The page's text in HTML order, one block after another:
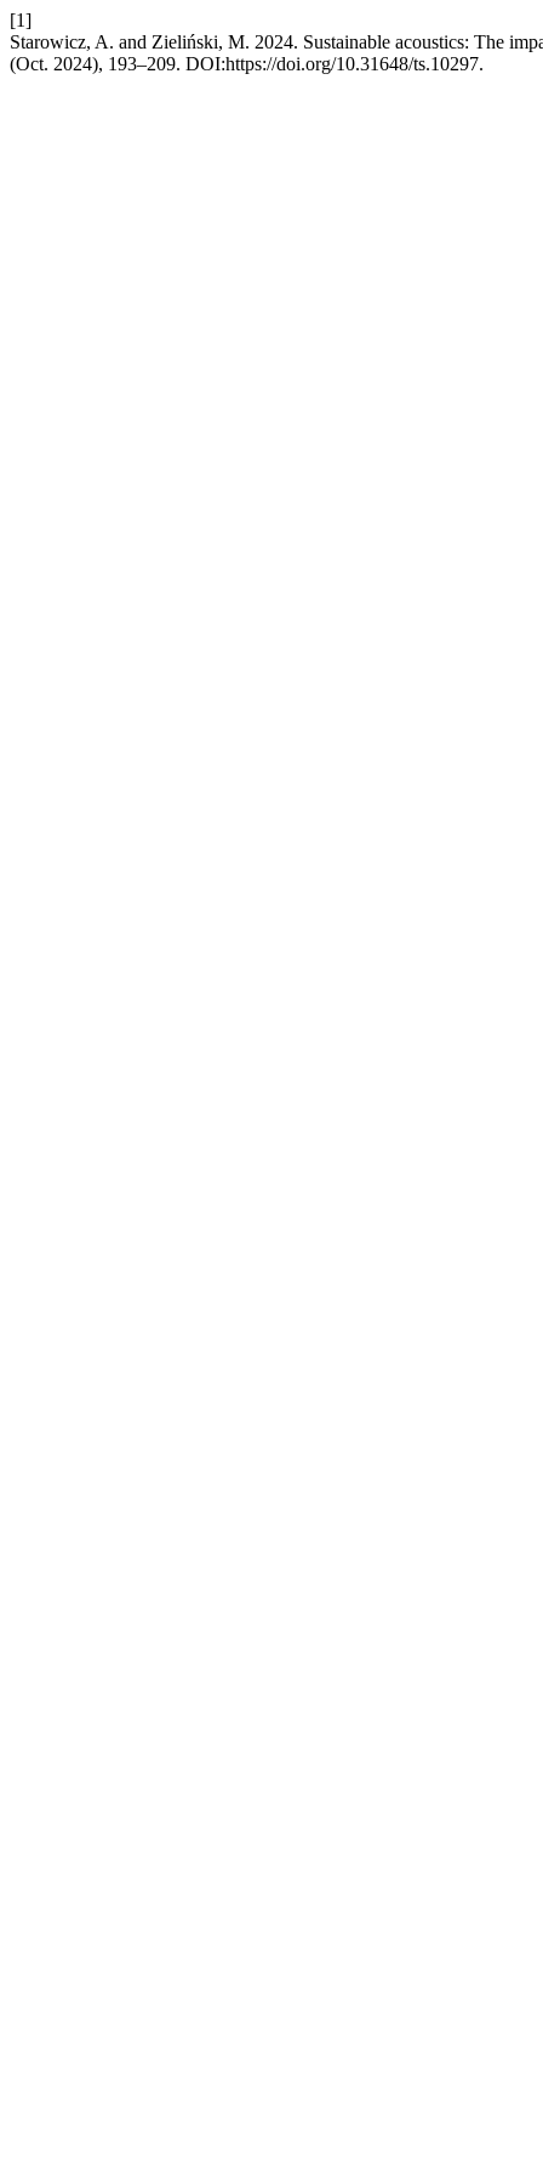
[1]
Starowicz, A. and Zieliński, M. 2024. Sustainable acoustics: The
(Oct. 2024), 193–209. DOI:https://doi.org/10.31648/ts.10297.